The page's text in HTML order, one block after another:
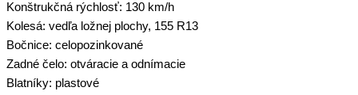
Konštrukčná rýchlosť: 130 km/h
Kolesá: vedľa ložnej plochy, 155 R13
Bočnice: celopozinkované
Zadné čelo: otváracie a odnímacie
Blatníky: plastové